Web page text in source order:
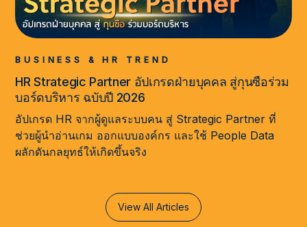
BUSINESS & HR TREND
HR Strategic Partner อัปเกรดฝ่ายบุคคล สู่กุนซือร่วม
บอร์ดบริหาร ฉบับปี 2026
อัปเกรด HR จากผู้ดูแลระบบคน สู่ Strategic Partner ที่
ช่วยผู้นำอ่านเกม ออกแบบองค์กร และใช้ People Data
ผลักดันกลยุทธ์ให้เกิดขึ้นจริง
View All Articles